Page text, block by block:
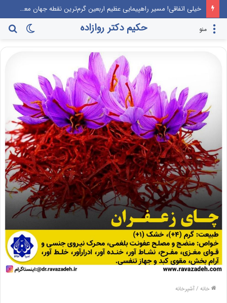
خیلی اتفاقی! مسیر راهپیمایی عظیم اربعین گرم‌ترین نقطه جهان معرفی می‌شود!
تغییر
پوسته
حکیم دکتر روازاده منو
خانه /آشپرخانه